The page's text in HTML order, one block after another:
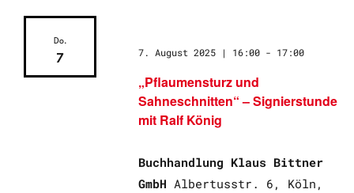
Do.
7
„Pflaumensturz und
Sahneschnitten“ – Signierstunde
mit Ralf König
7. August 2025 | 16:00 - 17:00
Buchhandlung Klaus Bittner
GmbH Albertusstr. 6, Köln,